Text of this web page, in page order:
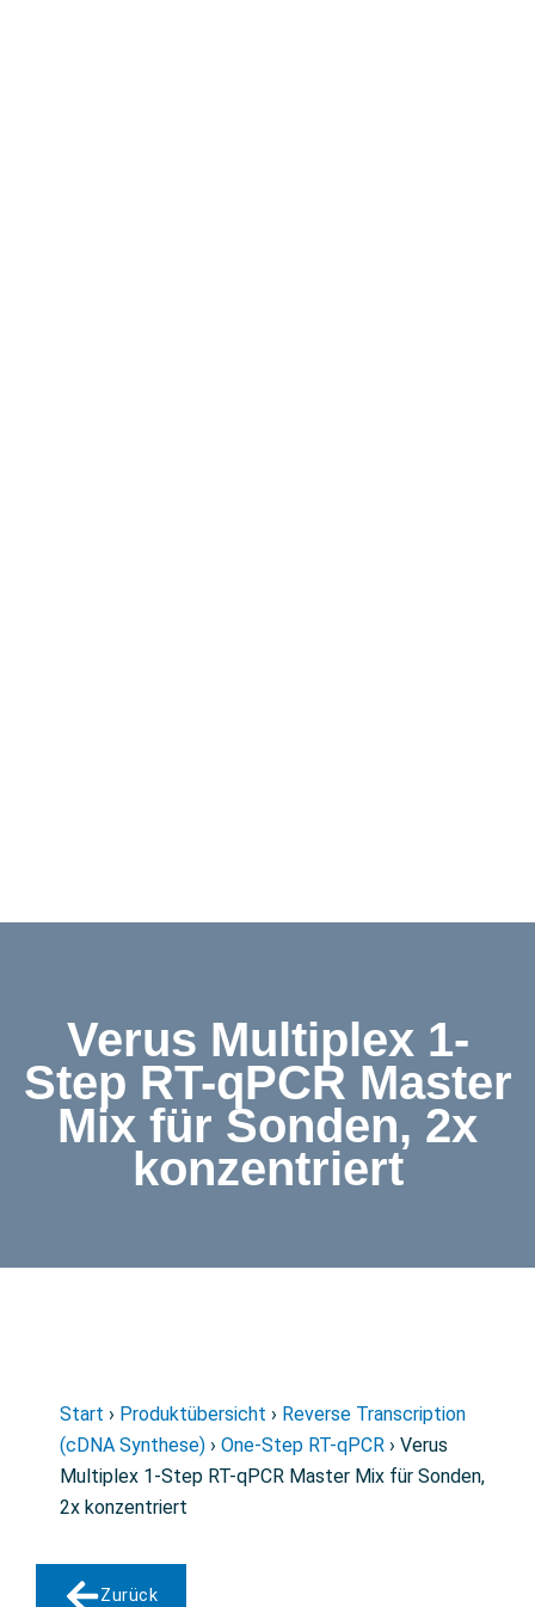
Verus Multiplex 1-
Step RT-qPCR Master
Mix für Sonden, 2x
konzentriert
Start › Produktübersicht › Reverse Transcription
(cDNA Synthese) › One-Step RT-qPCR › Verus
Multiplex 1-Step RT-qPCR Master Mix für Sonden,
2x konzentriert
Zurück